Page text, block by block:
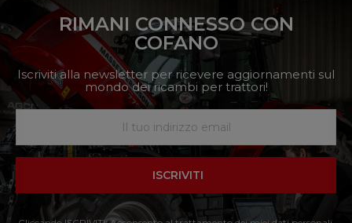
RIMANI CONNESSO CON
COFANO
Iscriviti alla newsletter per ricevere aggiornamenti sul
mondo dei ricambi per trattori!
ISCRIVITI